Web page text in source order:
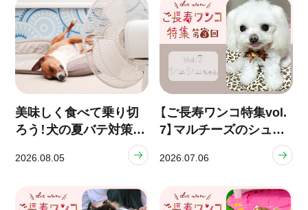
美味しく食べて乗り切
ろう！犬の夏バテ対策と
2026.08.05
【ご長寿ワンコ特集vol.
7】マルチーズのシュシ
2026.07.06